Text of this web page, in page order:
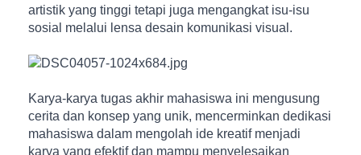
artistik yang tinggi tetapi juga mengangkat isu-isu
sosial melalui lensa desain komunikasi visual.
Karya-karya tugas akhir mahasiswa ini mengusung
cerita dan konsep yang unik, mencerminkan dedikasi
mahasiswa dalam mengolah ide kreatif menjadi
karya yang efektif dan mampu menyelesaikan